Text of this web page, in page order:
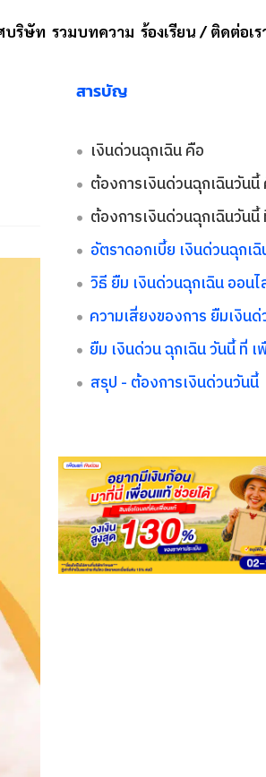
บริษัท รวมบทความ ร้องเรียน / ติดต่อเร
สารบัญ
เงินด่วนฉุกเฉิน คือ
ต้องการเงินด่วนฉุกเฉินวันนี้
อัตราดอกเบี้ย เงินด่วนฉุกเ
วิธี ยืม เงินด่วนฉุกเฉิน ออน
สรุป - ต้องการเงินด่วนวันนี้